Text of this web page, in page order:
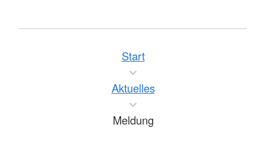
Start
Aktuelles
Meldung